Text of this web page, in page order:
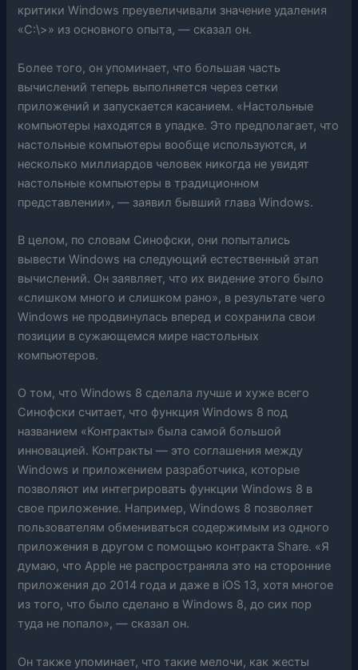
критики Windows преувеличивали значение удаления
«C:\>» из основного опыта, — сказал он.
Более того, он упоминает, что большая часть
вычислений теперь выполняется через сетки
приложений и запускается касанием. «Настольные
компьютеры находятся в упадке. Это предполагает, что
настольные компьютеры вообще используются, и
несколько миллиардов человек никогда не увидят
настольные компьютеры в традиционном
представлении», — заявил бывший глава Windows.
В целом, по словам Синофски, они попытались
вывести Windows на следующий естественный этап
вычислений. Он заявляет, что их видение этого было
«слишком много и слишком рано», в результате чего
Windows не продвинулась вперед и сохранила свои
позиции в сужающемся мире настольных
компьютеров.
О том, что Windows 8 сделала лучше и хуже всего
Синофски считает, что функция Windows 8 под
названием «Контракты» была самой большой
инновацией. Контракты — это соглашения между
Windows и приложением разработчика, которые
позволяют им интегрировать функции Windows 8 в
свое приложение. Например, Windows 8 позволяет
пользователям обмениваться содержимым из одного
приложения в другом с помощью контракта Share. «Я
думаю, что Apple не распространяла это на сторонние
приложения до 2014 года и даже в iOS 13, хотя многое
из того, что было сделано в Windows 8, до сих пор
туда не попало», — сказал он.
Он также упоминает, что такие мелочи, как жесты